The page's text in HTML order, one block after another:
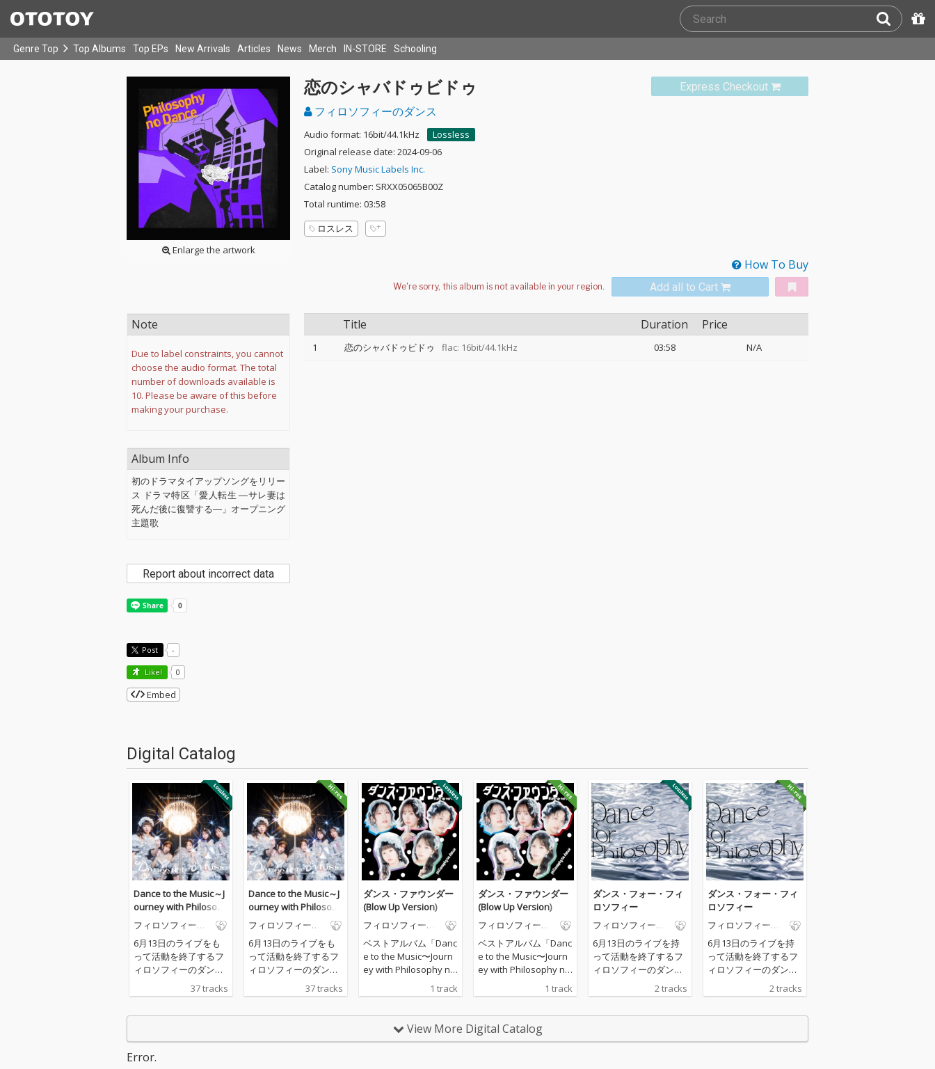
Genre Top Top Albums Top EPs New Arrivals Articles News Merch IN-STORE Schooling
Enlarge the artwork
Express Checkout
恋のシャバドゥビドゥ
フィロソフィーのダンス
Audio format: 16bit/44.1kHz
Lossless
Original release date: 2024-09-06
Label: Sony Music Labels Inc.
Catalog number: SRXX05065B00Z
Total runtime: 03:58
ロスレス
How To Buy
Add all to Cart
Title Duration Price
1 恋のシャバドゥビドゥ flac: 16bit/44.1kHz 03:58 N/A
Note
Due to label constraints, you cannot
choose the audio format. The total
number of downloads available is
10. Please be aware of this before
making your purchase.
Album Info
初のドラマタイアップソングをリリー
ス ドラマ特区「愛人転生 ―サレ妻は
死んだ後に復讐する―」オープニング
主題歌
Report about incorrect data
Post -
Like! 0
Embed
Digital Catalog
Dance to the Music～J
ourney with Philosoph
y no Dance～
フィロソフィーの
6月13日のライブをも
って活動を終了するフ
ィロソフィーのダンス
だ、「Indies Best」
枚組ベスト盤。
37 tracks
Dance to the Music～J
ourney with Philosoph
y no Dance～
フィロソフィーの
6月13日のライブをも
って活動を終了するフ
ィロソフィーのダンス
だ、「Indies Best」
37 tracks
ダンス・ファウンダー
(Blow Up Version)
フィロソフィーの
ベストアルバム「Danc
e to the Music〜Journ
ey with Philosophy no
限定盤Disc3「Rare Tra
「ダンス・ファウンダ
ー（Blow Up Versio
1 track
ダンス・ファウンダー
(Blow Up Version)
フィロソフィーの
ベストアルバム「Danc
e to the Music〜Journ
ey with Philosophy no
限定盤Disc3「Rare Tra
「ダンス・ファウンダ
ー（Blow Up Versio
1 track
ダンス・フォー・フィ
ロソフィー
フィロソフィーの
6月13日のライブを持
って活動を終了するフ
ィロソフィーのダン
2 tracks
ダンス・フォー・フィ
ロソフィー
フィロソフィーの
6月13日のライブを持
って活動を終了するフ
ィロソフィーのダン
2 tracks
View More Digital Catalog
Error.